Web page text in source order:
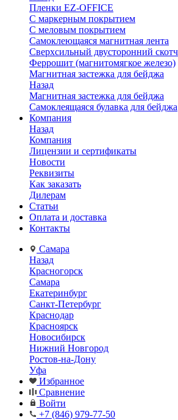
Пленки EZ-OFFICE
С маркерным покрытием
С меловым покрытием
Самоклеющаяся магнитная лента
Сверхсильный двусторонний скотч
Феррошит (магнитомягкое железо)
Магнитная застежка для бейджа
Назад
Магнитная застежка для бейджа
Самоклеящаяся булавка для бейджа
Компания
Назад
Компания
Лицензии и сертификаты
Новости
Реквизиты
Как заказать
Дилерам
Статьи
Оплата и доставка
Контакты
Самара
Назад
Красногорск
Самара
Екатеринбург
Санкт-Петербург
Краснодар
Красноярск
Новосибирск
Нижний Новгород
Ростов-на-Дону
Уфа
Избранное
Сравнение
Войти
+7 (846) 979-77-50